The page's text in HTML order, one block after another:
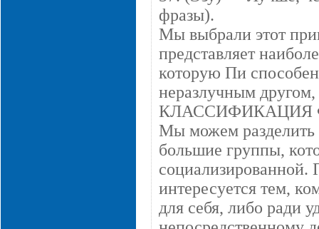
фразы).
Мы выбрали этот
представляет
которую Пи
неразлучным другом,
КЛАССИФИКАЦИЯ
Мы можем разделить
большие группы,
социализированной.
интересуется тем,
для себя, либо ради